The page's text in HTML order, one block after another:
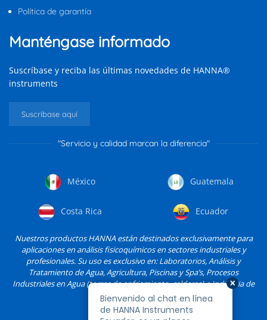
Política de garantía
Manténgase informado
Suscríbase y reciba las últimas novedades de HANNA®
instruments
Suscríbase aquí
"Servicio y calidad marcan la diferencia"
México Guatemala
Costa Rica Ecuador
Nuestros productos HANNA están destinados exclusivamente para
aplicaciones en análisis fisicoquímicos en sectores industriales y
profesionales. Su uso es exclusivo en: Laboratorios, Análisis y
Tratamiento de Agua, Agricultura, Piscinas y Spa’s, Procesos
Industriales en Agua (torres de enfriamiento, calderas) e Industria de
Alimentos, entre otros.